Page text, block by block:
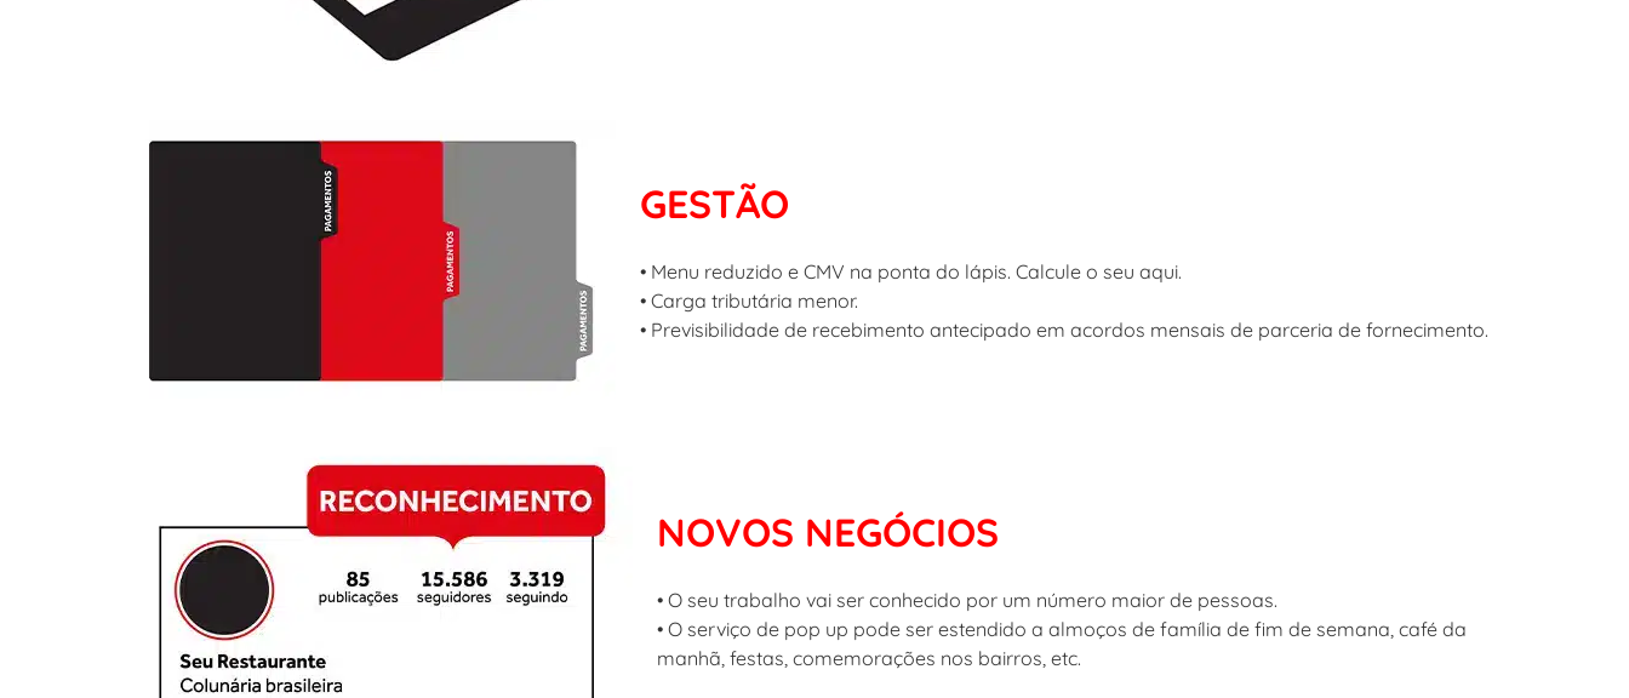
GESTÃO
• Menu reduzido e CMV na ponta do lápis. Calcule o seu aqui.
• Carga tributária menor.
• Previsibilidade de recebimento antecipado em acordos mensais de parceria de fornecimento.
NOVOS NEGÓCIOS
• O seu trabalho vai ser conhecido por um número maior de pessoas.
• O serviço de pop up pode ser estendido a almoços de família de fim de semana, café da
manhã, festas, comemorações nos bairros, etc.